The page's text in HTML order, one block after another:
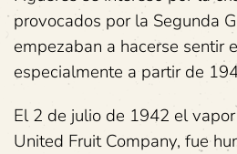
provocados por la Segunda
empezaban a hacerse sentir
especialmente a partir de
El 2 de julio de 1942 el
United Fruit Company, fue